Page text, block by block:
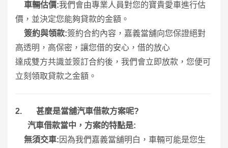
車輛估價:我們會由專業人員對您的寶貴愛車進行估
價，並決定您能夠貸款的金額。
簽約與領款:簽約合約內容，嘉義當舖向您保證絕對
高透明，高保密，讓您借的安心，借的放心
達成雙方共識並簽訂合約後，我們會立即放款，您便可
立刻領取貸款之金額。
2. 甚麼是當舖汽車借款方案呢?
汽車借款當中，方案的特點是:
無須交車: 因為我們嘉義當舖明白，車輛可能是您生